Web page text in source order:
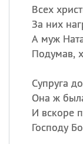
Всех
За них
А муж
Подумав,
Супруга
Она ж
И вскоре
Господу